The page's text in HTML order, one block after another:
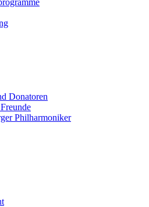
Donatoren
Philharmoniker